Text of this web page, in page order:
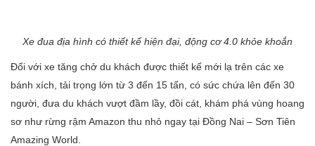
Xe đua địa hình có thiết kế hiện đại, động cơ 4.0 khỏe khoắn
Đối với xe tăng chở du khách được thiết kế mới lạ trên các xe
bánh xích, tải trọng lớn từ 3 đến 15 tấn, có sức chứa lên đến 30
người, đưa du khách vượt đầm lầy, đồi cát, khám phá vùng hoang
sơ như rừng rậm Amazon thu nhỏ ngay tại Đồng Nai – Sơn Tiên
Amazing World.